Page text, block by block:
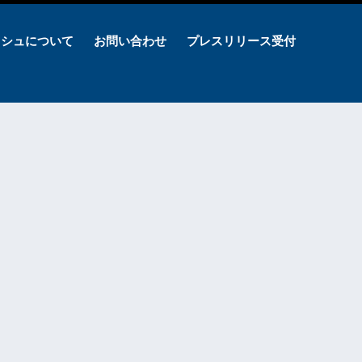
ュについて お問い合わせ プレスリリース受付